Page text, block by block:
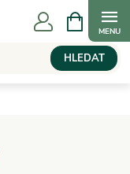
HLEDAT
NÁKUPNÍ
KOŠÍK